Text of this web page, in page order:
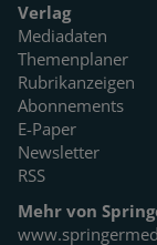
Verlag
Mediadaten
Themenplaner
Rubrikanzeigen
Abonnements
E-Paper
Newsletter
RSS
Mehr von